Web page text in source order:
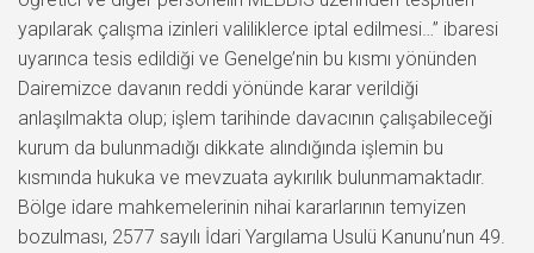
yapılarak çalışma izinleri valiliklerce iptal edilmesi…” ibaresi
uyarınca tesis edildiği ve Genelge’nin bu kısmı yönünden
Dairemizce davanın reddi yönünde karar verildiği
anlaşılmakta olup; işlem tarihinde davacının çalışabileceği
kurum da bulunmadığı dikkate alındığında işlemin bu
kısmında hukuka ve mevzuata aykırılık bulunmamaktadır.
Bölge idare mahkemelerinin nihai kararlarının temyizen
bozulması, 2577 sayılı İdari Yargılama Usulü Kanunu’nun 49.